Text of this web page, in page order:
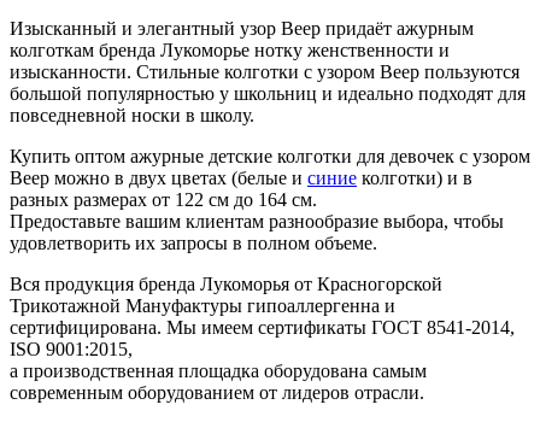
Изысканный и элегантный узор Веер придаёт ажурным
колготкам бренда Лукоморье нотку женственности и
изысканности. Стильные колготки с узором Веер пользуются
большой популярностью у школьниц и идеально подходят для
повседневной носки в школу.
Купить оптом ажурные детские колготки для девочек с узором
Веер можно в двух цветах (белые и синие колготки) и в
разных размерах от 122 см до 164 см.
Предоставьте вашим клиентам разнообразие выбора, чтобы
удовлетворить их запросы в полном объеме.
Вся продукция бренда Лукоморья от Красногорской
Трикотажной Мануфактуры гипоаллергенна и
сертифицирована. Мы имеем сертификаты ГОСТ 8541-2014,
ISO 9001:2015,
а производственная площадка оборудована самым
современным оборудованием от лидеров отрасли.